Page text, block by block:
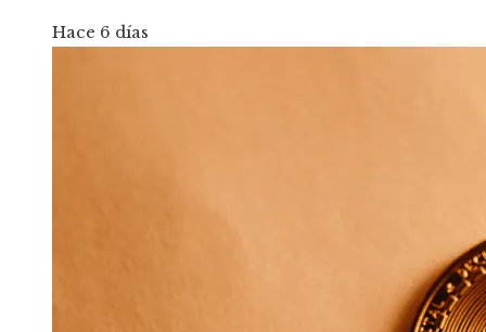
Hace 6 días